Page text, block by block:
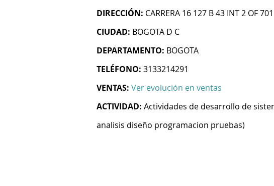
DIRECCIÓN: CARRERA 16 127 B 43 INT 2 OF 701
CIUDAD: BOGOTA D C
DEPARTAMENTO: BOGOTA
TELÉFONO: 3133214291
VENTAS: Ver evolución en ventas
ACTIVIDAD: Actividades de desarrollo de
analisis diseño programacion pruebas)